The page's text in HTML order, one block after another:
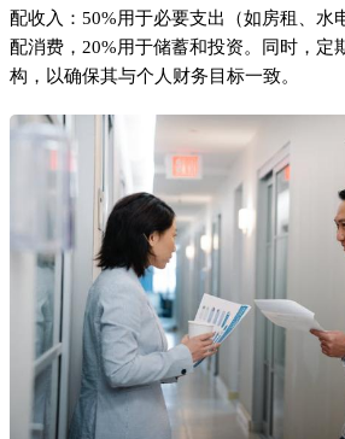
配收入：50%用于必要支出（如房租、水
配消费，20%用于储蓄和投资。同时，定
构，以确保其与个人财务目标一致。